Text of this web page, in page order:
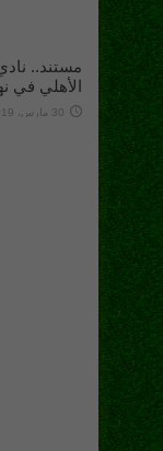
مستند..
الأهلي في
30 مارس، 2019